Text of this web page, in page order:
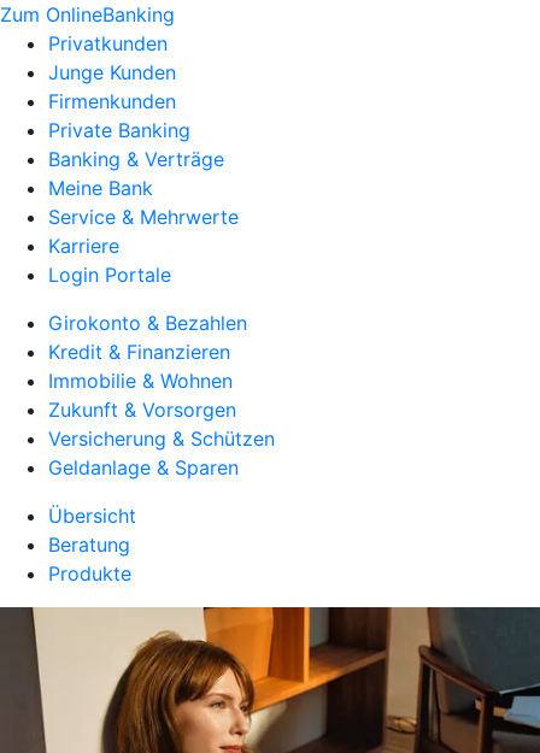
Zum OnlineBanking
Privatkunden
Junge Kunden
Firmenkunden
Private Banking
Banking & Verträge
Meine Bank
Service & Mehrwerte
Karriere
Login Portale
Girokonto & Bezahlen
Kredit & Finanzieren
Immobilie & Wohnen
Zukunft & Vorsorgen
Versicherung & Schützen
Geldanlage & Sparen
Übersicht
Beratung
Produkte